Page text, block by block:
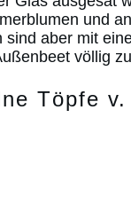
und
sind aber mit
völlig
Töpfe v.